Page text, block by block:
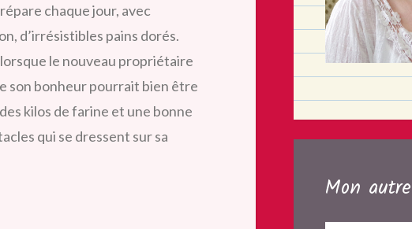
chaque jour, avec
d’irrésistibles pains dorés.
le nouveau propriétaire
son bonheur pourrait bien être
kilos de farine et une bonne
qui se dressent sur sa
Mon